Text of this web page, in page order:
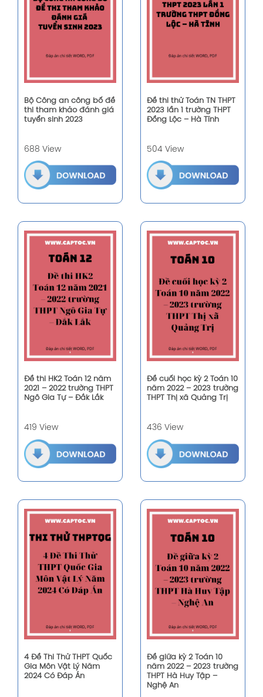
Bộ Công an công bố đề
thi tham khảo đánh giá
tuyển sinh 2023
688 View
Đề thi thử Toán TN THPT
2023 lần 1 trường THPT
Đồng Lộc – Hà Tĩnh
504 View
Đề thi HK2 Toán 12 năm
2021 – 2022 trường THPT
Ngô Gia Tự – Đắk Lắk
419 View
Đề cuối học kỳ 2 Toán 10
năm 2022 – 2023 trường
THPT Thị xã Quảng Trị
436 View
4 Đề Thi Thử THPT Quốc
Gia Môn Vật Lý Năm
2024 Có Đáp Án
Đề giữa kỳ 2 Toán 10
năm 2022 – 2023 trường
THPT Hà Huy Tập –
Nghệ An